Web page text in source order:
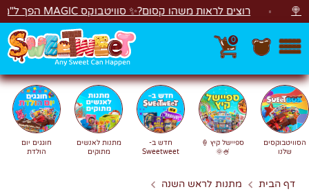
דלג רוצים לראות משהו קסום?✨ סוויטבוקס MAGIC הפך ל"מכונת משחקים"! 🎁🕹️
0
חפשחיפוש
הסוויטבוקסים
שלנו
ספיישל קיץ 🍦
🍧🌞
חדש ב-
Sweetweet
מתנות לאנשים
מתוקים
חוגגים יום
הולדת
דף הבית
מתנות לראש השנה